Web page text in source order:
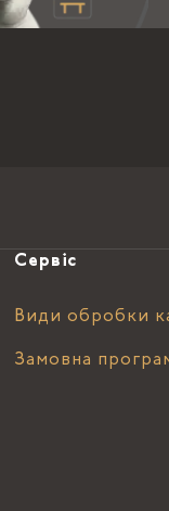
Сервіс
Види обробки
Замовна